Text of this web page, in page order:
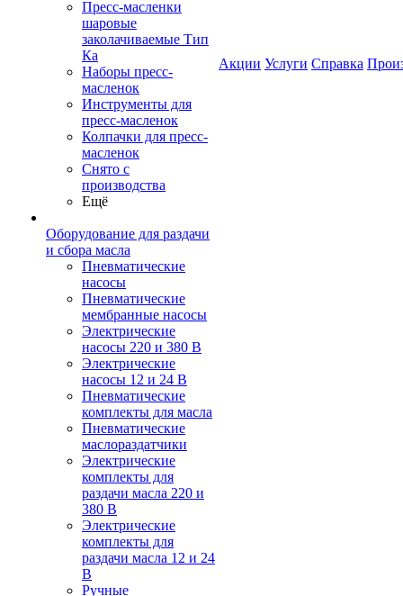
Пресс-масленки
шаровые
заколачиваемые Тип
Кa
Наборы пресс-
масленок
Инструменты для
пресс-масленок
Колпачки для пресс-
масленок
Снято с
производства
Ещё
Оборудование для раздачи
и сбора масла
Пневматические
насосы
Пневматические
мембранные насосы
Электрические
насосы 220 и 380 В
Электрические
насосы 12 и 24 В
Пневматические
комплекты для масла
Пневматические
маслораздатчики
Электрические
комплекты для
раздачи масла 220 и
380 В
Электрические
комплекты для
раздачи масла 12 и 24
В
Ручные
Акции Услуги Справка